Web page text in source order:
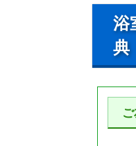
浴
典